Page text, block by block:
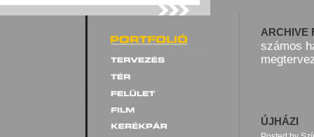
ARCHIVE
számos
ÚJHÁZI